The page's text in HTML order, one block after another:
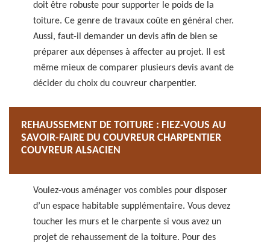
doit être robuste pour supporter le poids de la
toiture. Ce genre de travaux coûte en général cher.
Aussi, faut-il demander un devis afin de bien se
préparer aux dépenses à affecter au projet. Il est
même mieux de comparer plusieurs devis avant de
décider du choix du couvreur charpentier.
REHAUSSEMENT DE TOITURE : FIEZ-VOUS AU
SAVOIR-FAIRE DU COUVREUR CHARPENTIER
COUVREUR ALSACIEN
Voulez-vous aménager vos combles pour disposer
d’un espace habitable supplémentaire. Vous devez
toucher les murs et le charpente si vous avez un
projet de rehaussement de la toiture. Pour des